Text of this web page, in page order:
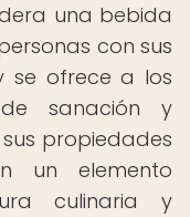
una bebida
con sus
se ofrece a los
sanación y
propiedades
un elemento
culinaria y